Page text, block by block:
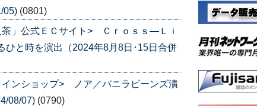
05) (0801)
」公式ＥＣサイト> Ｃｒｏｓｓ―Ｌｉ
と時を演出（2024年8月8日･15日合併
ンショップ> ノア／バニラビーンズ漬
08/07) (0790)